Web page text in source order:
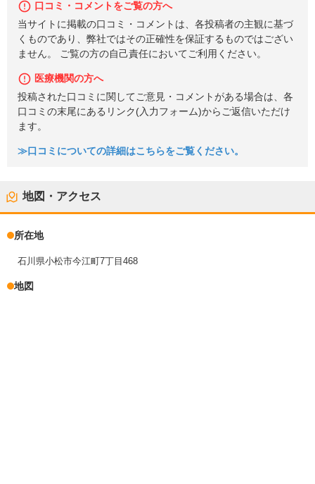
口コミ・コメントをご覧の方へ
当サイトに掲載の口コミ・コメントは、各投稿者の主観に基づ
くものであり、弊社ではその正確性を保証するものではござい
ません。 ご覧の方の自己責任においてご利用ください。
医療機関の方へ
投稿された口コミに関してご意見・コメントがある場合は、各
口コミの末尾にあるリンク(入力フォーム)からご返信いただけ
ます。
≫口コミについての詳細はこちらをご覧ください。
地図・アクセス
所在地
石川県小松市今江町7丁目468
地図